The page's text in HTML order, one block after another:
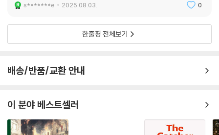
s*******e 2025.08.03. 0
한줄평 전체보기
배송/반품/교환 안내
이 분야 베스트셀러